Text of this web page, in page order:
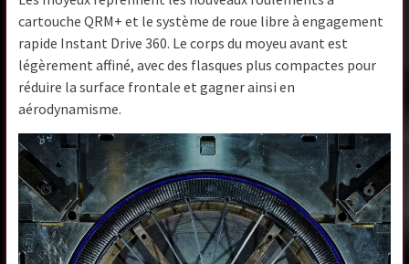
cartouche QRM+ et le système de roue libre à engagement
rapide Instant Drive 360. Le corps du moyeu avant est
légèrement affiné, avec des flasques plus compactes pour
réduire la surface frontale et gagner ainsi en
aérodynamisme.